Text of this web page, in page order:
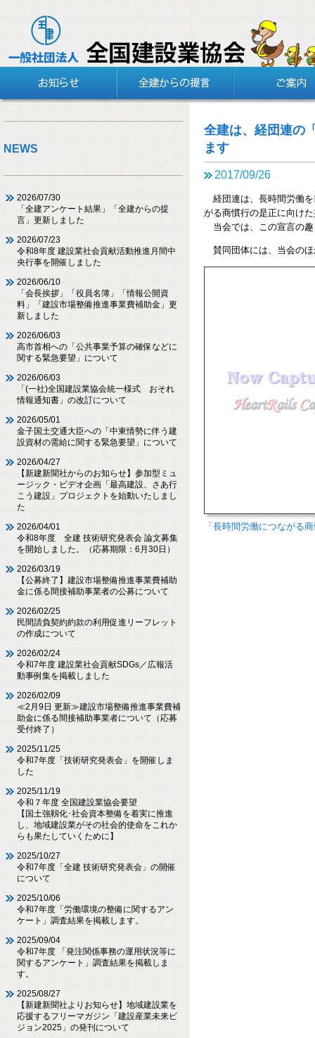
全建は、経団連の
ます
2017/09/26
経団連は、長時間労働を
がる商慣行の是正に向け
当会では、この宣言の趣
賛同団体には、当会のほ
「長時間労働につながる
NEWS
2026/07/30
「全建アンケート結果」「全建からの提
言」更新しました
2026/07/23
令和8年度 建設業社会貢献活動推進月間中
央行事を開催しました
2026/06/10
「会長挨拶」「役員名簿」「情報公開資
料」「建設市場整備推進事業費補助金」更
新しました
2026/06/03
高市首相への「公共事業予算の確保などに
関する緊急要望」について
2026/06/03
「(一社)全国建設業協会統一様式 おそれ
情報通知書」の改訂について
2026/05/01
金子国土交通大臣への「中東情勢に伴う建
設資材の需給に関する緊急要望」について
2026/04/27
【新建新聞社からのお知らせ】参加型ミュ
ージック・ビデオ企画「最高建設、さあ行
こう建設」プロジェクトを始動いたしまし
た
2026/04/01
令和8年度 全建 技術研究発表会 論文募集
を開始しました。（応募期限：6月30日）
2026/03/19
【公募終了】建設市場整備推進事業費補助
金に係る間接補助事業者の公募について
2026/02/25
民間請負契約約款の利用促進リーフレット
の作成について
2026/02/24
令和7年度 建設業社会貢献SDGs／広報活
動事例集を掲載しました
2026/02/09
≪2月9日 更新≫建設市場整備推進事業費補
助金に係る間接補助事業者について（応募
受付終了）
2025/11/25
令和7年度「技術研究発表会」を開催しま
した
2025/11/19
令和７年度 全国建設業協会要望
【国土強靱化･社会資本整備を着実に推進
し、地域建設業がその社会的使命をこれか
らも果たしていくために】
2025/10/27
令和7年度「全建 技術研究発表会」の開催
について
2025/10/06
令和7年度「労働環境の整備に関するアン
ケート」調査結果を掲載します。
2025/09/04
令和7年度 「発注関係事務の運用状況等に
関するアンケート」調査結果を掲載しま
す。
2025/08/27
【新建新聞社よりお知らせ】地域建設業を
応援するフリーマガジン「建設産業未来ビ
ジョン2025」の発刊について